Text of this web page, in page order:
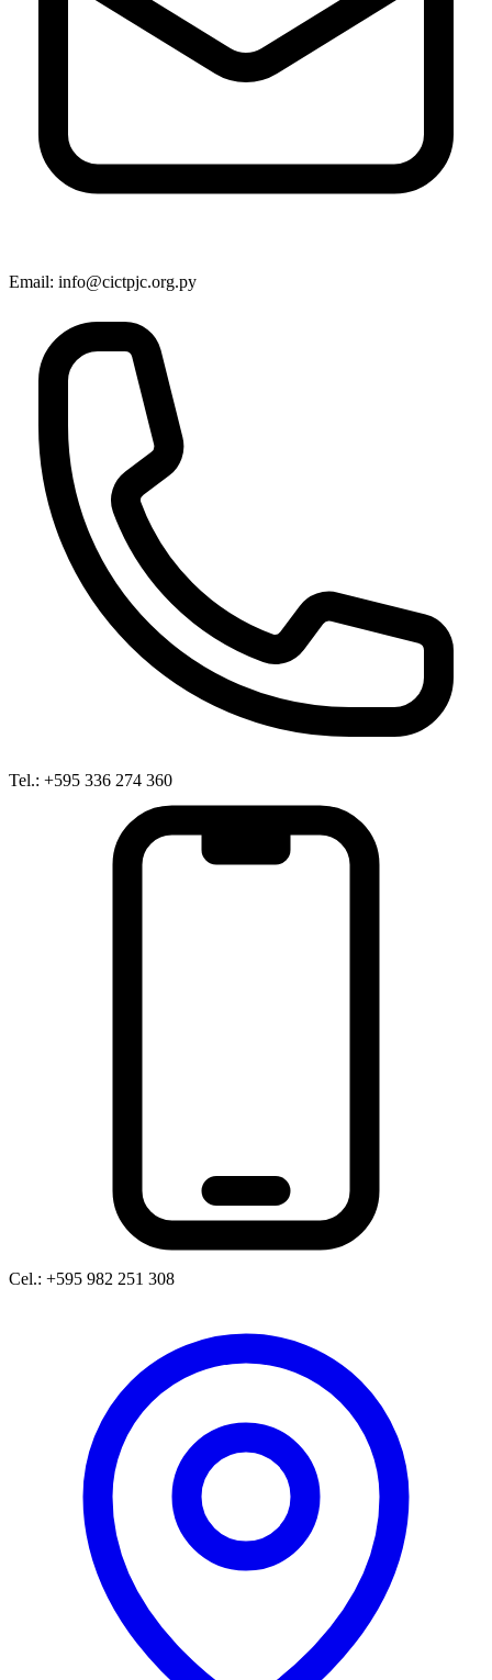
Email: info@cictpjc.org.py
Tel.: +595 336 274 360
Cel.: +595 982 251 308